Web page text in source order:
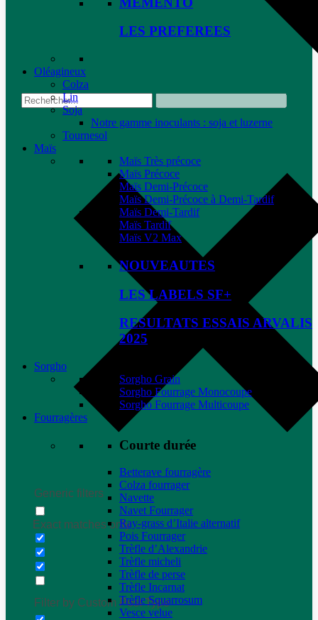
Generic filters
Exact matches only
Filter by Custom Post Type
LES PREFEREES
Oléagineux
Colza
Lin
Soja
Notre gamme inoculants : soja et luzerne
Tournesol
Maïs
Maïs Très précoce
Maïs Précoce
Maïs Demi-Précoce
Maïs Demi-Précoce à Demi-Tardif
Maïs Demi-Tardif
Maïs Tardif
Maïs V2 Max
NOUVEAUTES
LES LABELS SF+
RESULTATS ESSAIS ARVALIS
2025
Sorgho
Sorgho Grain
Sorgho Fourrage Monocoupe
Sorgho Fourrage Multicoupe
Fourragères
Courte durée
Betterave fourragère
Colza fourrager
Navette
Navet Fourrager
Ray-grass d’Italie alternatif
Pois Fourrager
Trèfle d’Alexandrie
Trèfle micheli
Trèfle de perse
Trèfle Incarnat
Trèfle Squarrosum
Vesce velue